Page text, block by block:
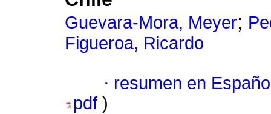
Guevara-Mora, Meyer;
Figueroa, Ricardo
· resumen en
pdf )